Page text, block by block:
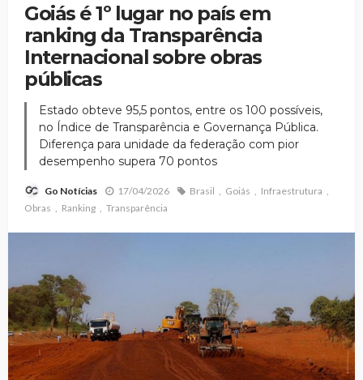
Goiás é 1º lugar no país em
ranking da Transparência
Internacional sobre obras
públicas
Estado obteve 95,5 pontos, entre os 100 possíveis,
no Índice de Transparência e Governança Pública.
Diferença para unidade da federação com pior
desempenho supera 70 pontos
Go Notícias 17/04/2026 Brasil Goiás
Infraestrutura
Obras
Ranking Transparência